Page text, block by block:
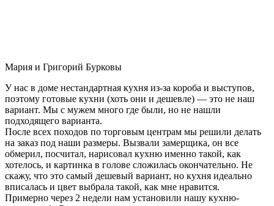
Мария и Григорий Бурковы
У нас в доме нестандартная кухня из-за короба и выступов,
поэтому готовые кухни (хоть они и дешевле) — это не наш
вариант. Мы с мужем много где были, но не нашли
подходящего варианта.
После всех походов по торговым центрам мы решили делать
на заказ под наши размеры. Вызвали замерщика, он все
обмерил, посчитал, нарисовал кухню именно такой, как
хотелось, и картинка в голове сложилась окончательно. Не
скажу, что это самый дешевый вариант, но кухня идеально
вписалась и цвет выбрала такой, как мне нравится.
Примерно через 2 недели нам установили нашу кухню-